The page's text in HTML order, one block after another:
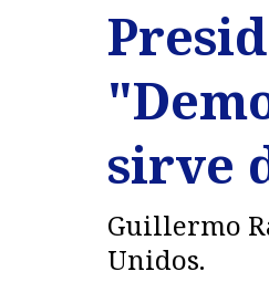
Regiones
Deportes
sirve
Guillermo
Unidos.